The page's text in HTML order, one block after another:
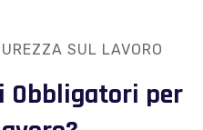
SUL LAVORO
Obbligatori per